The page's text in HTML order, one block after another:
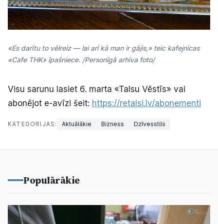
«Es darītu to vēlreiz — lai arī kā man ir gājis,» teic kafejnīcas
«Cafe THK» īpašniece. /Personīgā arhīva foto/
Visu sarunu lasiet 6. marta «Talsu Vēstīs» vai
abonējot e-avīzi šeit: https://retalsi.lv/abonementi
KATEGORIJAS: Aktuālākie Bizness Dzīvesstils
Populārākie